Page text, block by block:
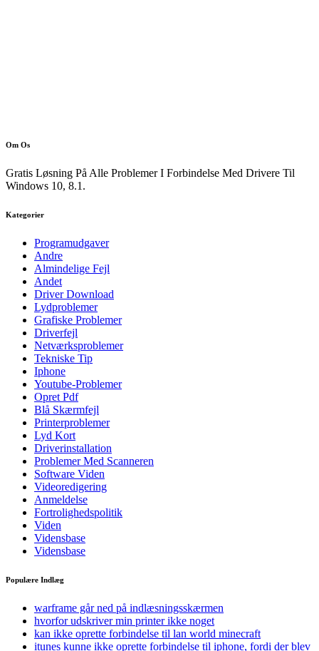
Om Os
Gratis Løsning På Alle Problemer I Forbindelse Med Drivere Til
Windows 10, 8.1.
Kategorier
Programudgaver
Andre
Almindelige Fejl
Andet
Driver Download
Lydproblemer
Grafiske Problemer
Driverfejl
Netværksproblemer
Tekniske Tip
Iphone
Youtube-Problemer
Opret Pdf
Blå Skærmfejl
Printerproblemer
Lyd Kort
Driverinstallation
Problemer Med Scanneren
Software Viden
Videoredigering
Anmeldelse
Fortrolighedspolitik
Viden
Vidensbase
Vidensbase
Populære Indlæg
warframe går ned på indlæsningsskærmen
hvorfor udskriver min printer ikke noget
kan ikke oprette forbindelse til lan world minecraft
itunes kunne ikke oprette forbindelse til iphone, fordi der blev